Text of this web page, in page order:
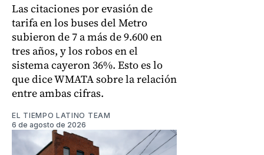
Las citaciones por evasión de
tarifa en los buses del Metro
subieron de 7 a más de 9.600 en
tres años, y los robos en el
sistema cayeron 36%. Esto es lo
que dice WMATA sobre la relación
entre ambas cifras.
EL TIEMPO LATINO TEAM
6 de agosto de 2026